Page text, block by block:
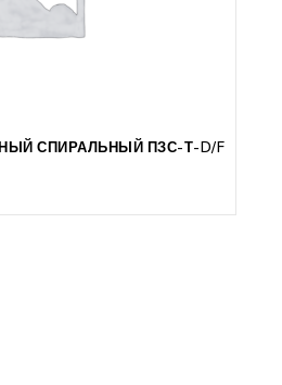
СПИРАЛЬНЫЙ ПЗС-Т-D/F